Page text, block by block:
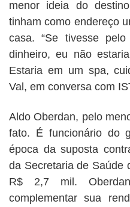
menor ideia do
tinham como endereço
casa. “Se tivesse
dinheiro, eu não
Estaria em um spa,
Val, em conversa com
Aldo Oberdan, pelo
fato. É funcionário do
época da suposta
da Secretaria de Saúde
R$ 2,7 mil.
complementar sua